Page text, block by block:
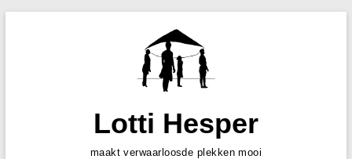
Lotti Hesper
maakt verwaarloosde plekken mooi